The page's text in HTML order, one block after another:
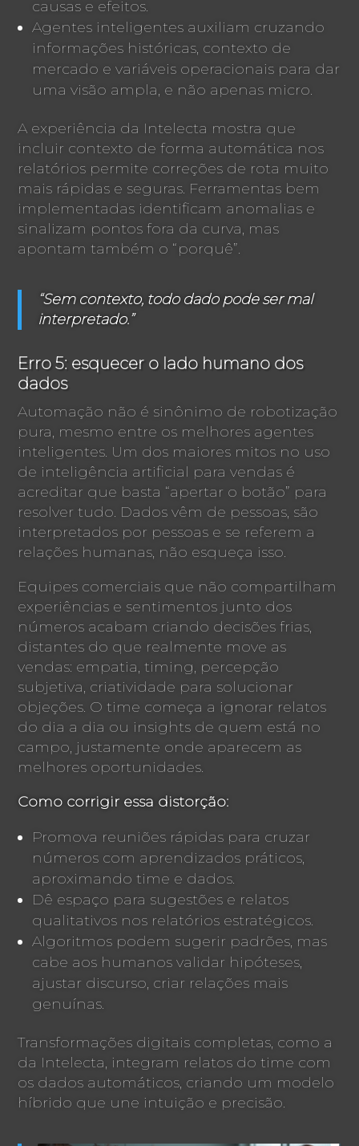
causas e efeitos.
Agentes inteligentes auxiliam cruzando
informações históricas, contexto de
mercado e variáveis operacionais para dar
uma visão ampla, e não apenas micro.
A experiência da Intelecta mostra que
incluir contexto de forma automática nos
relatórios permite correções de rota muito
mais rápidas e seguras. Ferramentas bem
implementadas identificam anomalias e
sinalizam pontos fora da curva, mas
apontam também o “porquê”.
“Sem contexto, todo dado pode ser mal
interpretado.”
Erro 5: esquecer o lado humano dos
dados
Automação não é sinônimo de robotização
pura, mesmo entre os melhores agentes
inteligentes. Um dos maiores mitos no uso
de inteligência artificial para vendas é
acreditar que basta “apertar o botão” para
resolver tudo. Dados vêm de pessoas, são
interpretados por pessoas e se referem a
relações humanas, não esqueça isso.
Equipes comerciais que não compartilham
experiências e sentimentos junto dos
números acabam criando decisões frias,
distantes do que realmente move as
vendas: empatia, timing, percepção
subjetiva, criatividade para solucionar
objeções. O time começa a ignorar relatos
do dia a dia ou insights de quem está no
campo, justamente onde aparecem as
melhores oportunidades.
Como corrigir essa distorção:
Promova reuniões rápidas para cruzar
números com aprendizados práticos,
aproximando time e dados.
Dê espaço para sugestões e relatos
qualitativos nos relatórios estratégicos.
Algoritmos podem sugerir padrões, mas
cabe aos humanos validar hipóteses,
ajustar discurso, criar relações mais
genuínas.
Transformações digitais completas, como a
da Intelecta, integram relatos do time com
os dados automáticos, criando um modelo
híbrido que une intuição e precisão.